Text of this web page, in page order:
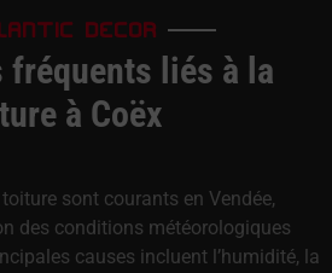
DECOR
fréquents liés à la
à Coëx
sont courants en Vendée,
des conditions météorologiques
causes incluent l’humidité, la